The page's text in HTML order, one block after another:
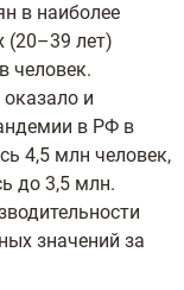
в наиболее
(20–39 лет)
человек.
и
в РФ в
4,5 млн человек,
до 3,5 млн.
значений за